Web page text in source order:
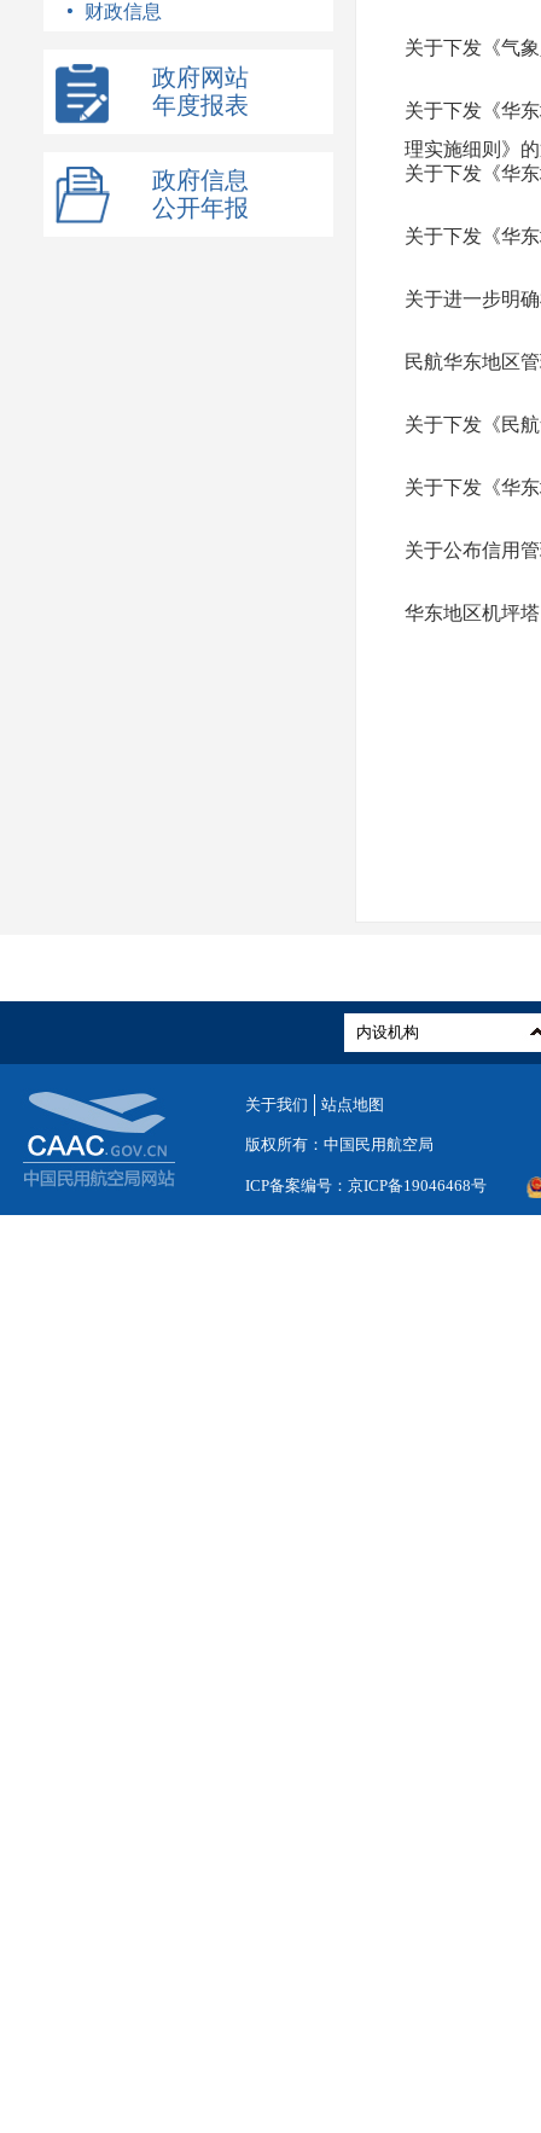
财政信息
政府网站
年度报表
政府信息
公开年报
关于下发《气
关于下发《华
理实施细则》
关于下发《华
关于下发《华
关于进一步明
民航华东地区
关于下发《民
关于下发《华
关于公布信用
华东地区机坪
关于我们 站点地图
版权所有：中国民用航空局
ICP备案编号：京ICP备19046468号